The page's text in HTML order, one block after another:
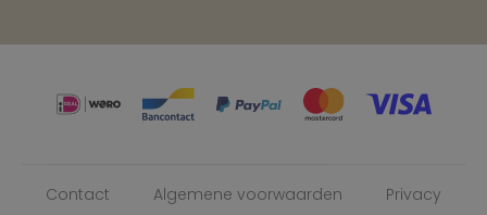
Contact Algemene voorwaarden Privacy